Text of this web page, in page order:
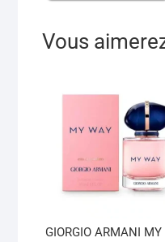
Vous
GIORGIO ARMANI MY